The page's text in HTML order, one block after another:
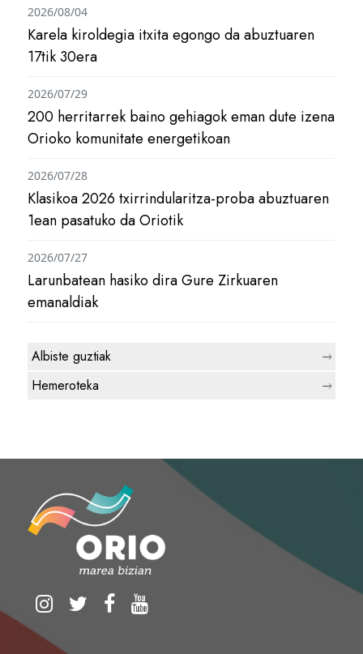
Karela kiroldegia itxita egongo da abuztuaren
17tik 30era
2026/08/04
200 herritarrek baino gehiagok eman dute izena
Orioko komunitate energetikoan
2026/07/29
Klasikoa 2026 txirrindularitza-proba abuztuaren
1ean pasatuko da Oriotik
2026/07/28
Larunbatean hasiko dira Gure Zirkuaren
emanaldiak
2026/07/27
Albiste guztiak
Hemeroteka